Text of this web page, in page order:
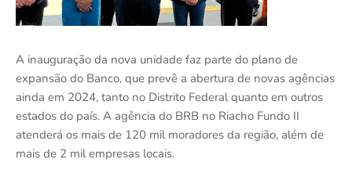
A inauguração da nova unidade faz parte do plano de
expansão do Banco, que prevê a abertura de novas agências
ainda em 2024, tanto no Distrito Federal quanto em outros
estados do país. A agência do BRB no Riacho Fundo II
atenderá os mais de 120 mil moradores da região, além de
mais de 2 mil empresas locais.